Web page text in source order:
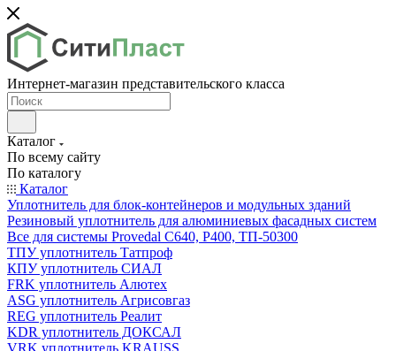
Интернет-магазин представительского класса
Каталог
По всему сайту
По каталогу
Каталог
Уплотнитель для блок-контейнеров и модульных зданий
Резиновый уплотнитель для алюминиевых фасадных систем
Все для системы Provedal С640, Р400, ТП-50300
ТПУ уплотнитель Татпроф
КПУ уплотнитель СИАЛ
FRK уплотнитель Алютех
ASG уплотнитель Агрисовгаз
REG уплотнитель Реалит
KDR уплотнитель ДОКСАЛ
VRK уплотнитель KRAUSS